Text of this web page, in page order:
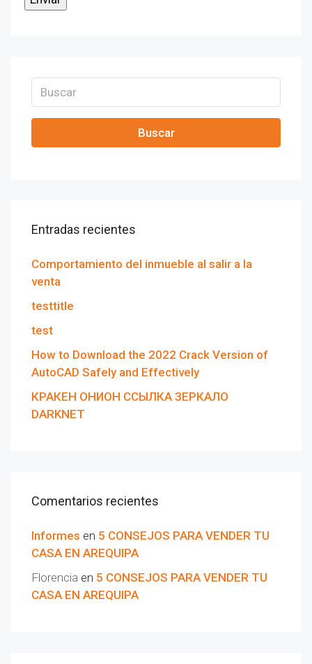
Buscar
Entradas recientes
Comportamiento del inmueble al salir a la
venta
testtitle
test
How to Download the 2022 Crack Version of
AutoCAD Safely and Effectively
КРАКЕН ОНИОН ССЫЛКА ЗЕРКАЛО
DARKNET
Comentarios recientes
Informes en 5 CONSEJOS PARA VENDER TU
CASA EN AREQUIPA
Florencia en 5 CONSEJOS PARA VENDER TU
CASA EN AREQUIPA